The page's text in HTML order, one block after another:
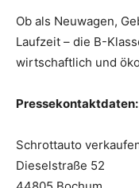
Ob als Neuwagen,
Laufzeit – die B-
wirtschaftlich und
Pressekontaktdaten:
Schrottauto
Dieselstraße 52